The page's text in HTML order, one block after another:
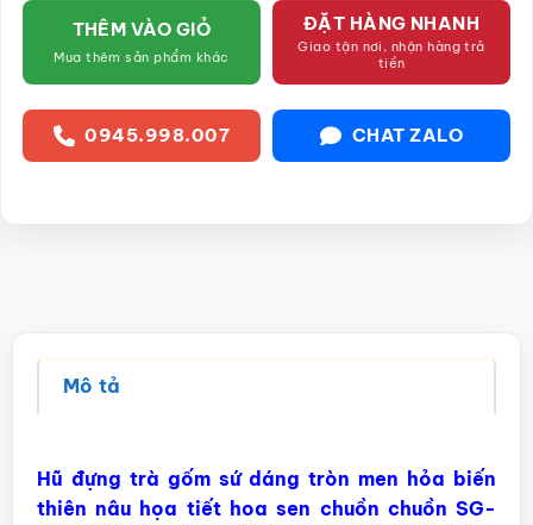
THÊM VÀO GIỎ
Mua thêm sản phẩm khác
ĐẶT HÀNG NHANH
Giao tận nơi, nhận hàng trả
tiền
0945.998.007 CHAT ZALO
Mô tả
Hũ đựng trà gốm sứ dáng tròn men hỏa biến
thiên nâu họa tiết hoa sen chuồn chuồn SG-